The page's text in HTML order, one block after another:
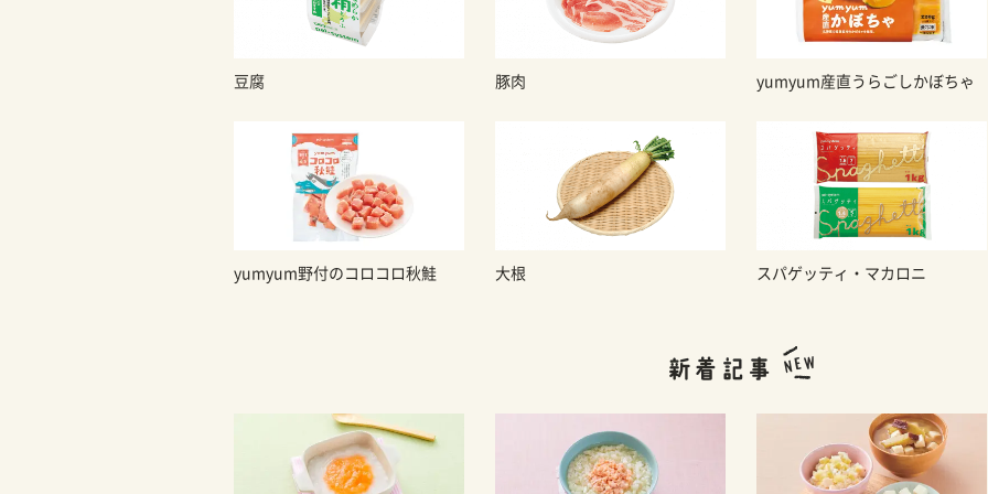
豆腐 豚肉 yumyum産直うらごしかぼちゃ
yumyum野付のコロコロ秋鮭 大根 スパゲッティ・マカロニ